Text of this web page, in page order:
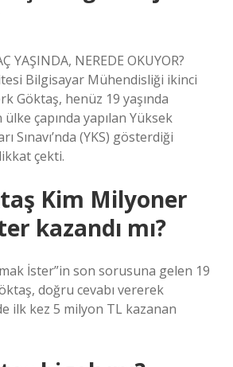
YAŞINDA, NEREDE OKUYOR?
Bilgisayar Mühendisliği ikinci
Göktaş, henüz 19 yaşında
çapında yapılan Yüksek
Sınavı’nda (YKS) gösterdiği
çekti.
Kim Milyoner
kazandı mı?
İster”in son sorusuna gelen 19
doğru cevabı vererek
ilk kez 5 milyon TL kazanan